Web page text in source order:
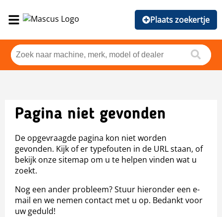
Plaats zoekertje
Pagina niet gevonden
De opgevraagde pagina kon niet worden
gevonden. Kijk of er typefouten in de URL staan, of
bekijk onze sitemap om u te helpen vinden wat u
zoekt.
Nog een ander probleem? Stuur hieronder een e-
mail en we nemen contact met u op. Bedankt voor
uw geduld!